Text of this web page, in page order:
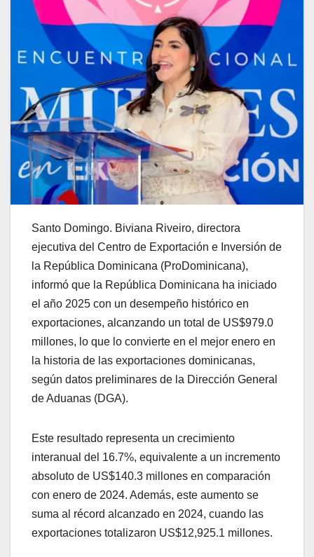
Santo Domingo. Biviana Riveiro, directora
ejecutiva del Centro de Exportación e Inversión de
la República Dominicana (ProDominicana),
informó que la República Dominicana ha iniciado
el año 2025 con un desempeño histórico en
exportaciones, alcanzando un total de US$979.0
millones, lo que lo convierte en el mejor enero en
la historia de las exportaciones dominicanas,
según datos preliminares de la Dirección General
de Aduanas (DGA).
Este resultado representa un crecimiento
interanual del 16.7%, equivalente a un incremento
absoluto de US$140.3 millones en comparación
con enero de 2024. Además, este aumento se
suma al récord alcanzado en 2024, cuando las
exportaciones totalizaron US$12,925.1 millones.